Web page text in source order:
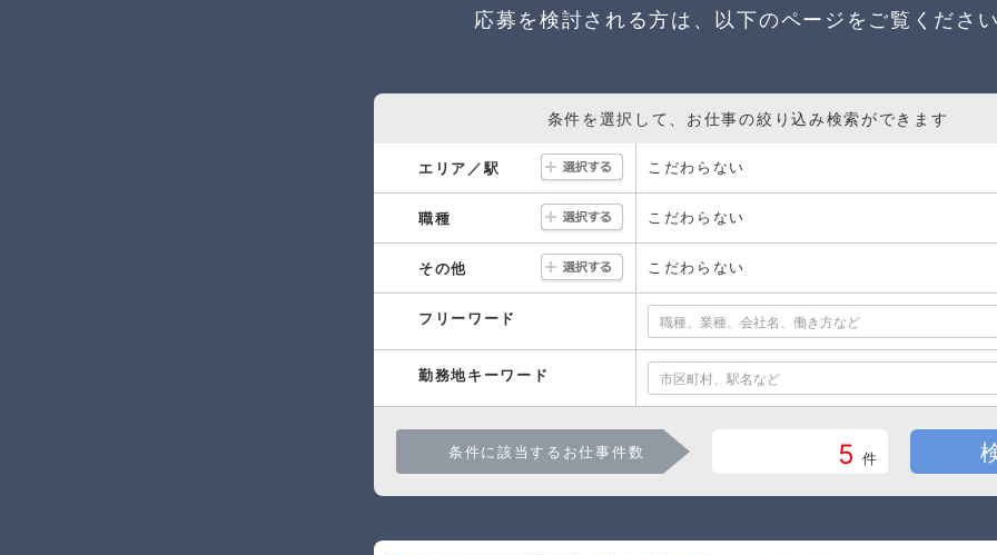
応募を検討される方は、以下のページをご覧くださ
条件を選択して、お仕事の絞り込み検索ができます
エリア／駅 こだわらない
職種 こだわらない
その他 こだわらない
フリーワード
勤務地キーワード
条件に該当するお仕事件数 5 件